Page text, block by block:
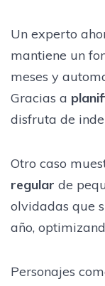
Un experto
mantiene un
meses y
Gracias a
disfruta de
Otro caso
regular de
olvidadas que
año,
Personajes